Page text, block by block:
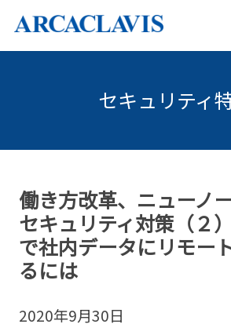
ARCACLAVIS NEXT
ARCACLAVIS Ways
ARCACLAVIS LOCKey
セキュリティコンサルティング
まるっとおまかせセキュリティ
クラウド型WAFサービス Scutum
導入事例
特集
セキュリティ
働き方改革、ニューノ
セキュリティ対策（２
で社内データにリモー
るには
2020年9月30日